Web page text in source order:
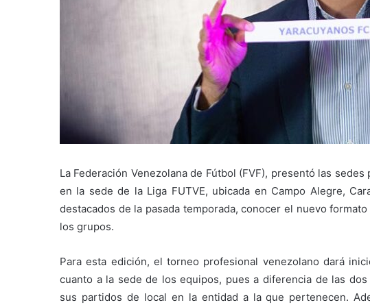
La Federación Venezolana de Fútbol (FVF), presentó las
en la sede de la Liga FUTVE, ubicada en Campo Alegre,
destacados de la pasada temporada, conocer el nuevo
los grupos.
Para esta edición, el torneo profesional venezolano dará
cuanto a la sede de los equipos, pues a diferencia de las
sus partidos de local en la entidad a la que pertenecen.